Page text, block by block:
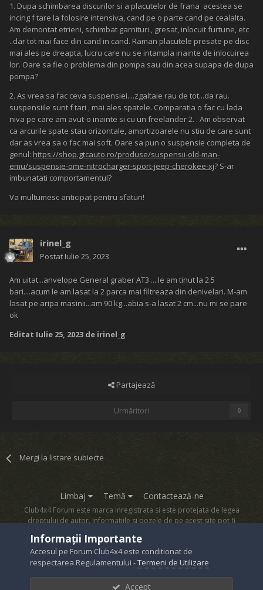
1. Dupa schimbarea discurilor si a placutelor de frana acestea se
incing f tare la folosire intensiva, cand pe o parte cand pe cealalta.
Am demontat etrierii, schimbat garnituri., gresat, inlocuit furtune, etc
..dar tot mai face din cand in cand. Raman placutele presate pe disc
mai ales pe dreapta, lucru care nu se intampla inainte de inlocuirea
lor. Oare sa fie o problema din pompa sau din acea supapa de dupa
pompa?
2. As vrea sa fac ceva suspensiei....zgaltaie rau de tot...da rau.
suspensiile sunt f tari , mai ales spatele. Comparatia o fac cu lada
niva pe care am avut-o inainte si cu un freelander 2. . Am observat
ca arcurile spate stau orizontale, amortizoarele nu stiu de care sunt
dar as vrea sa o fac mai soft. Oare sa pun o suspensie completa de
genul: https://shop.gtcauto.ro/produse/suspensii-old-man-
emu/suspensie-ome-nitrocharger-sport-jeep-cherokee-xj? S-ar
imbunatati comportamentul?
Va multumesc anticipat pentru sfaturi!
irinel_g
Postat Iulie 25, 2023
Am uitat...anvelope General graber AT3 ....le am tinut la 2.5
bari....acum le am lasat la 2 parca mai filtreaza din denivelari. M-am
lasat pe aripa masinii...am 90 kg...abia s-a lasat 2 cm...nu mi se pare
ok
Editat Iulie 25, 2023 de irinel_g
Partajează
Urmăritori 0
Mergi la listare subiecte
Limbaj Temă Contactează-ne
Club4x4 Forum este marca inregistrata si este protejata de legea
dreptului de autor. Informatiile si pozele de pe acest site pot fi
Powered by Invision Community
Informații Importante
Accesul pe Forum Club4x4 este conditionat de
respectarea Regulamentului -Termeni de Utilizare
Accept